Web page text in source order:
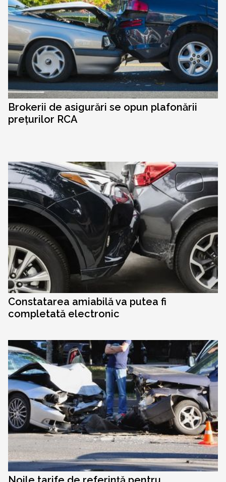
Brokerii de asigurări se opun plafonării
prețurilor RCA
Constatarea amiabilă va putea fi
completată electronic